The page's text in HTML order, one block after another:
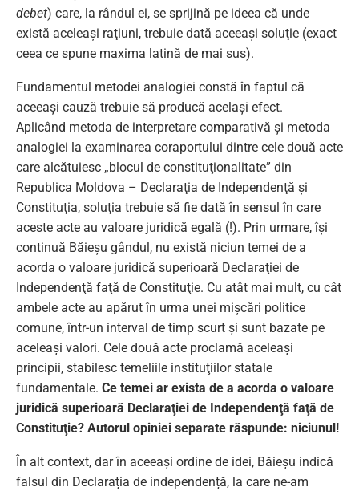
debet) care, la rândul ei, se sprijină pe ideea că unde
există aceleaşi raţiuni, trebuie dată aceeaşi soluţie (exact
ceea ce spune maxima latină de mai sus).
Fundamentul metodei analogiei constă în faptul că
aceeaşi cauză trebuie să producă acelaşi efect.
Aplicând metoda de interpretare comparativă și metoda
analogiei la examinarea coraportului dintre cele două acte
care alcătuiesc „blocul de constituţionalitate” din
Republica Moldova – Declaraţia de Independenţă şi
Constituţia, soluţia trebuie să fie dată în sensul în care
aceste acte au valoare juridică egală (!). Prin urmare, își
continuă Băieșu gândul, nu există niciun temei de a
acorda o valoare juridică superioară Declaraţiei de
Independenţă faţă de Constituţie. Cu atât mai mult, cu cât
ambele acte au apărut în urma unei mişcări politice
comune, într-un interval de timp scurt și sunt bazate pe
aceleaşi valori. Cele două acte proclamă aceleaşi
principii, stabilesc temeliile instituţiilor statale
fundamentale. Ce temei ar exista de a acorda o valoare
juridică superioară Declaraţiei de Independenţă faţă de
Constituţie? Autorul opiniei separate răspunde: niciunul!
În alt context, dar în aceeași ordine de idei, Băieșu indică
falsul din Declarația de independență, la care ne-am